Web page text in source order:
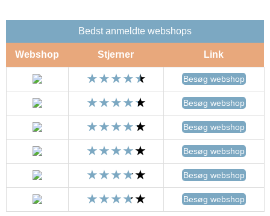
Bedst anmeldte webshops
Webshop Stjerner Link
Besøg webshop
Besøg webshop
Besøg webshop
Besøg webshop
Besøg webshop
Besøg webshop